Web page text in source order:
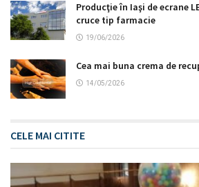
Producţie în Iaşi de ecrane
cruce tip farmacie
19/06/2026
Cea mai buna crema de
14/05/2026
CELE MAI CITITE